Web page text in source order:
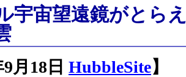
宇宙望遠鏡がとら
9月18日 HubbleSite】